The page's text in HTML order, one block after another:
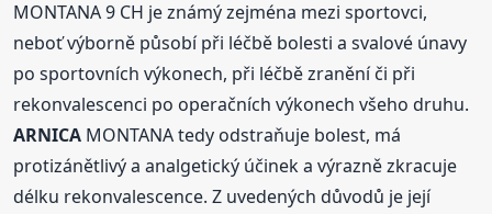
MONTANA 9 CH je známý zejména mezi sportovci,
neboť výborně působí při léčbě bolesti a svalové únavy
po sportovních výkonech, při léčbě zranění či při
rekonvalescenci po operačních výkonech všeho druhu.
ARNICA MONTANA tedy odstraňuje bolest, má
protizánětlivý a analgetický účinek a výrazně zkracuje
délku rekonvalescence. Z uvedených důvodů je její